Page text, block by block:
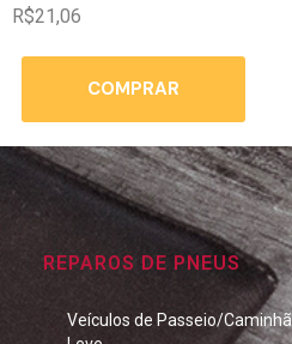
R$21,06
COMPRAR
REPAROS DE PNEUS
Veículos de Passeio/